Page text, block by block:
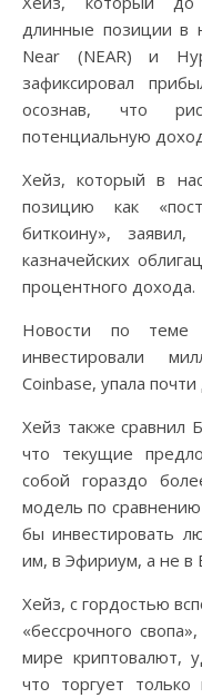
длинные позиции в
Near (NEAR) и
зафиксировал
осознав, что
потенциальную
Хейз, который в
позицию как
биткоину»,
казначейских
процентного дохода.
Новости по теме
инвестировали
Coinbase, упала
Хейз также сравнил
что текущие
собой гораздо
модель по
бы инвестировать
им, в Эфириум, а не в
Хейз, с гордостью
«бессрочного
мире криптовалют,
что торгует только